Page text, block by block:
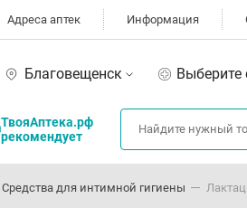
Адреса аптек Информация
Благовещенск Выберите
ТвояАптека.рф
рекомендует
Средства для интимной гигиены